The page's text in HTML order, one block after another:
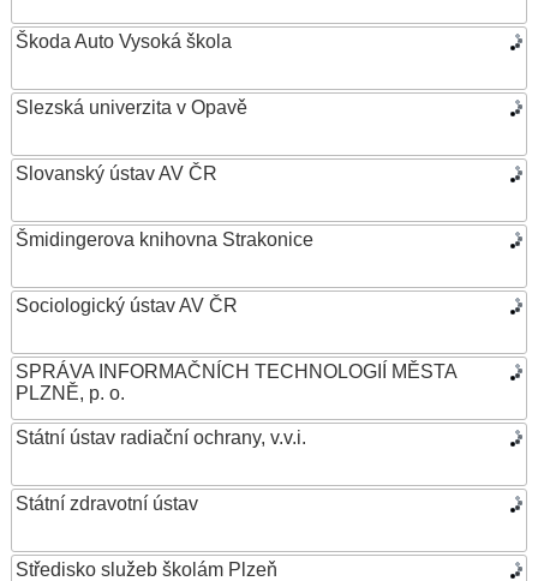
Škoda Auto Vysoká škola
Slezská univerzita v Opavě
Slovanský ústav AV ČR
Šmidingerova knihovna Strakonice
Sociologický ústav AV ČR
SPRÁVA INFORMAČNÍCH TECHNOLOGIÍ MĚSTA
PLZNĚ, p. o.
Státní ústav radiační ochrany, v.v.i.
Státní zdravotní ústav
Středisko služeb školám Plzeň